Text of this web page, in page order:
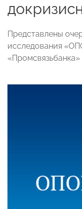
Представлены
исследования
«Промсвязьбанка»